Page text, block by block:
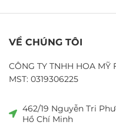
VỀ CHÚNG TÔI
CÔNG TY TNHH HOA MỸ
MST: 0319306225
462/19 Nguyễn Tri
Hồ Chí Minh